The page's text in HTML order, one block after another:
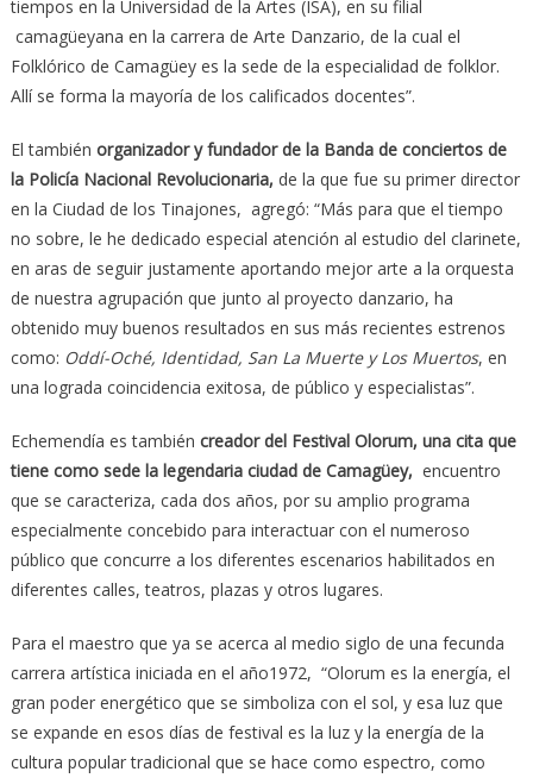
tiempos en la Universidad de la Artes (ISA), en su filial
camagüeyana en la carrera de Arte Danzario, de la cual el
Folklórico de Camagüey es la sede de la especialidad de folklor.
Allí se forma la mayoría de los calificados docentes”.
El también organizador y fundador de la Banda de conciertos de
la Policía Nacional Revolucionaria, de la que fue su primer director
en la Ciudad de los Tinajones, agregó: “Más para que el tiempo
no sobre, le he dedicado especial atención al estudio del clarinete,
en aras de seguir justamente aportando mejor arte a la orquesta
de nuestra agrupación que junto al proyecto danzario, ha
obtenido muy buenos resultados en sus más recientes estrenos
como: Oddí-Oché, Identidad, San La Muerte y Los Muertos, en
una lograda coincidencia exitosa, de público y especialistas”.
Echemendía es también creador del Festival Olorum, una cita que
tiene como sede la legendaria ciudad de Camagüey, encuentro
que se caracteriza, cada dos años, por su amplio programa
especialmente concebido para interactuar con el numeroso
público que concurre a los diferentes escenarios habilitados en
diferentes calles, teatros, plazas y otros lugares.
Para el maestro que ya se acerca al medio siglo de una fecunda
carrera artística iniciada en el año1972, “Olorum es la energía, el
gran poder energético que se simboliza con el sol, y esa luz que
se expande en esos días de festival es la luz y la energía de la
cultura popular tradicional que se hace como espectro, como